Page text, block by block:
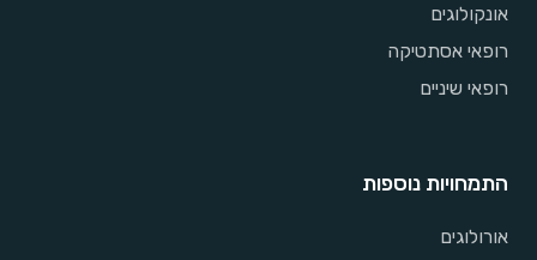
אונקולוגים
רופאי אסתטיקה
רופאי שיניים
התמחויות נוספות
אורולוגים